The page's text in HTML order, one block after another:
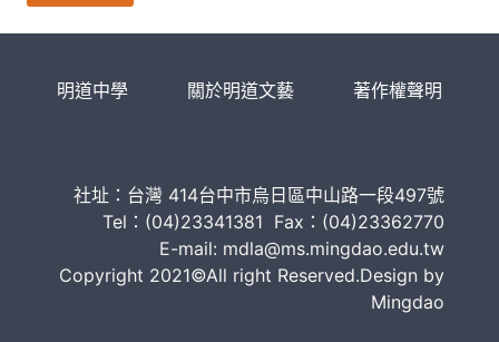
明道中學 關於明道文藝 著作權聲明
社址：台灣 414台中市烏日區中山路一段497號
Tel：(04)23341381 Fax：(04)23362770
E-mail: mdla@ms.mingdao.edu.tw
Copyright 2021©All right Reserved.Design by
Mingdao